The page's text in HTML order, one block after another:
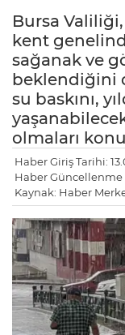
Bursa
kent
sağanak ve
beklendiğini
su baskını,
olmaları
Haber Giriş Tarihi:
Haber Güncellenme
Kaynak: Haber